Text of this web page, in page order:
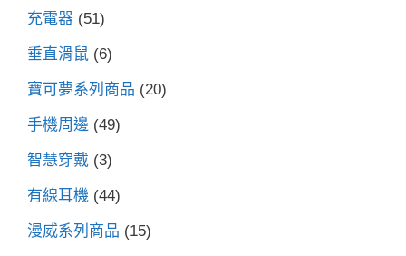
充電器 (51)
垂直滑鼠 (6)
寶可夢系列商品 (20)
手機周邊 (49)
智慧穿戴 (3)
有線耳機 (44)
漫威系列商品 (15)